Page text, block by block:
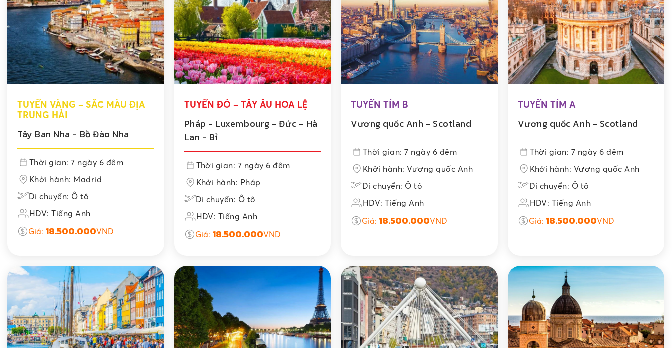
TUYẾN VÀNG – SẮC MÀU ĐỊA
TRUNG HẢI
Tây Ban Nha - Bồ Đào Nha
Thời gian: 7 ngày 6 đêm
Khởi hành: Madrid
Di chuyển: Ô tô
HDV: Tiếng Anh
Giá: 18.500.000VND
TUYẾN ĐỎ – TÂY ÂU HOA LỆ
Pháp - Luxembourg - Đức - Hà
Lan - Bỉ
Thời gian: 7 ngày 6 đêm
Khởi hành: Pháp
Di chuyển: Ô tô
HDV: Tiếng Anh
Giá: 18.500.000VND
TUYẾN TÍM B
Vương quốc Anh - Scotland
Thời gian: 7 ngày 6 đêm
Khởi hành: Vương quốc Anh
Di chuyển: Ô tô
HDV: Tiếng Anh
Giá: 18.500.000VND
TUYẾN TÍM A
Vương quốc Anh - Scotland
Thời gian: 7 ngày 6 đêm
Khởi hành: Vương quốc Anh
Di chuyển: Ô tô
HDV: Tiếng Anh
Giá: 18.500.000VND